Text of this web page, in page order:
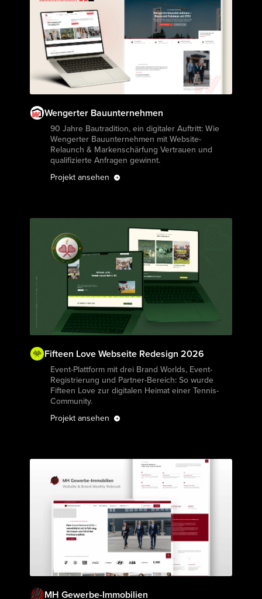
Projekt ansehen
Wengerter Bauunternehmen
90 Jahre Bautradition, ein digitaler Auftritt: Wie
Wengerter Bauunternehmen mit Website-
Relaunch & Markenschärfung Vertrauen und
qualifizierte Anfragen gewinnt.
Projekt ansehen
Projekt ansehen
Fifteen Love Webseite Redesign 2026
Event-Plattform mit drei Brand Worlds, Event-
Registrierung und Partner-Bereich: So wurde
Fifteen Love zur digitalen Heimat einer Tennis-
Community.
Projekt ansehen
MH Gewerbe-Immobilien